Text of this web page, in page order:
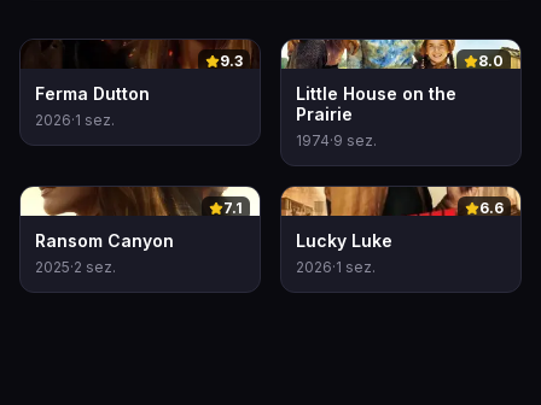
0 9.3
Ferma Dutton
2026·1 sez.
0 8.0
Little House on the
Prairie
1974·9 sez.
0 7.1
Ransom Canyon
2025·2 sez.
0 6.6
Lucky Luke
2026·1 sez.